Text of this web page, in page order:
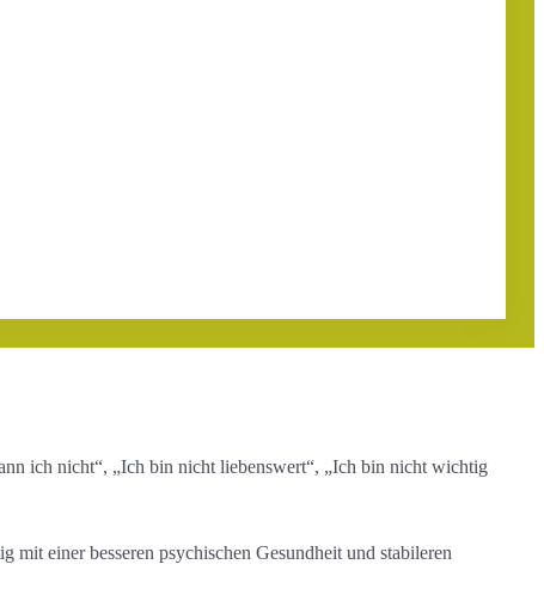
ich nicht“, „Ich bin nicht liebenswert“, „Ich bin nicht wichtig
einer besseren psychischen Gesundheit und stabileren